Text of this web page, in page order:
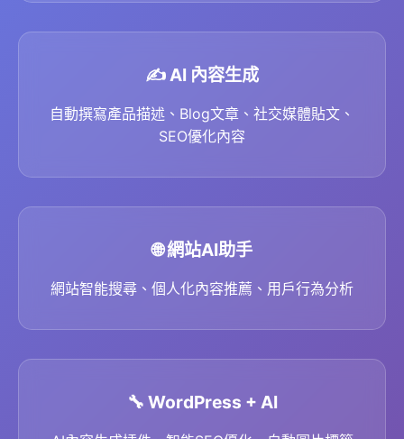
✍️ AI 內容生成
自動撰寫產品描述、Blog文章、社交媒體貼文、
SEO優化內容
🌐 網站AI助手
網站智能搜尋、個人化內容推薦、用戶行為分析
🔧 WordPress + AI